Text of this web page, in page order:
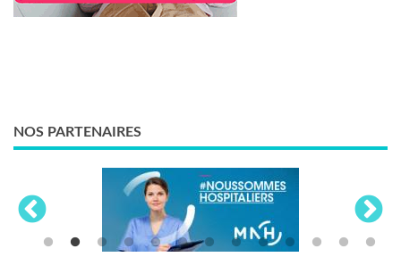
NOS PARTENAIRES